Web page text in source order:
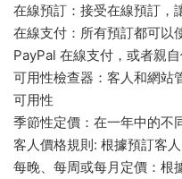
在線預訂：接受在線預訂，
在線支付：所有預訂都可
PayPal 在線支付，或者親自
可用性檢查器：客人和網站
可用性
季節性定價：在一年中的不
客人價格規則: 根據預訂客
每晚、每周或每月定價：根